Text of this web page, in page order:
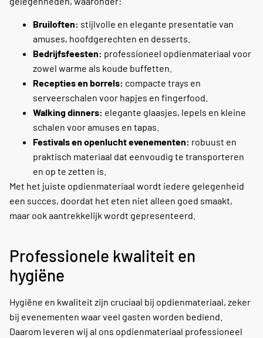
Bruiloften: stijlvolle en elegante presentatie van
amuses, hoofdgerechten en desserts.
Bedrijfsfeesten: professioneel opdienmateriaal voor
zowel warme als koude buffetten.
Recepties en borrels: compacte trays en
serveerschalen voor hapjes en fingerfood.
Walking dinners: elegante glaasjes, lepels en kleine
schalen voor amuses en tapas.
Festivals en openlucht evenementen: robuust en
praktisch materiaal dat eenvoudig te transporteren
en op te zetten is.
Met het juiste opdienmateriaal wordt iedere gelegenheid
een succes, doordat het eten niet alleen goed smaakt,
maar ook aantrekkelijk wordt gepresenteerd.
Professionele kwaliteit en
hygiëne
Hygiëne en kwaliteit zijn cruciaal bij opdienmateriaal, zeker
bij evenementen waar veel gasten worden bediend.
Daarom leveren wij al ons opdienmateriaal professioneel